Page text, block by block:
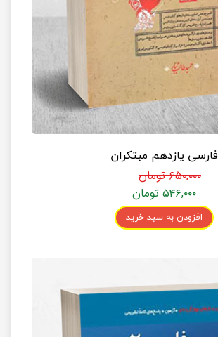
فارسی یازدهم مبتکران
۶۵۰,۰۰۰ تومان
۵۴۶,۰۰۰ تومان
افزودن به سبد خرید